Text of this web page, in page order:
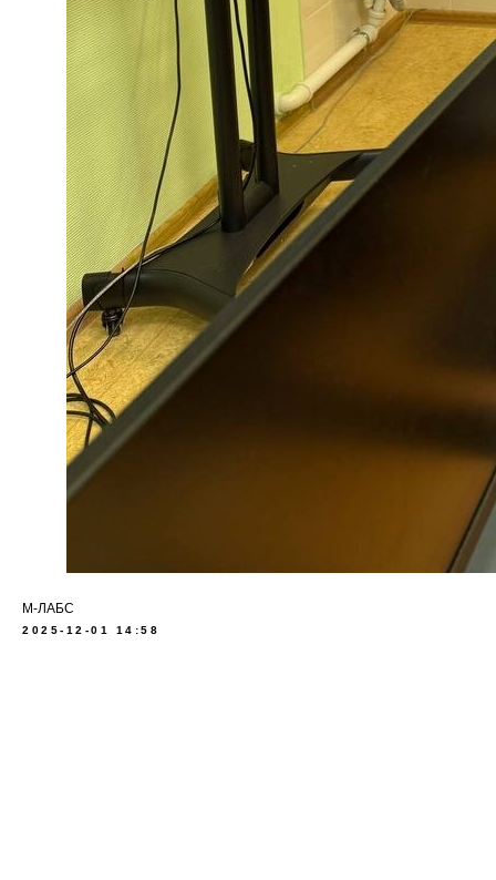
М-ЛАБС
2025-12-01 14:58